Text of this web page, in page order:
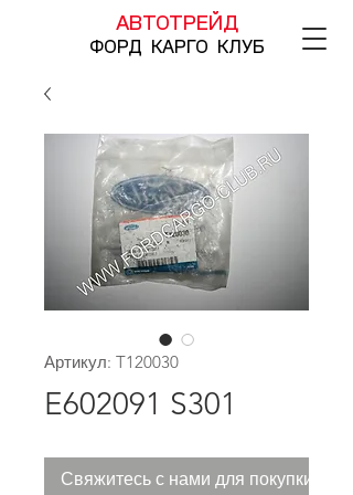
АВТОТРЕЙД
ФОРД КАРГО КЛУБ
Артикул: T120030
E602091 S301
Свяжитесь с нами для покупки